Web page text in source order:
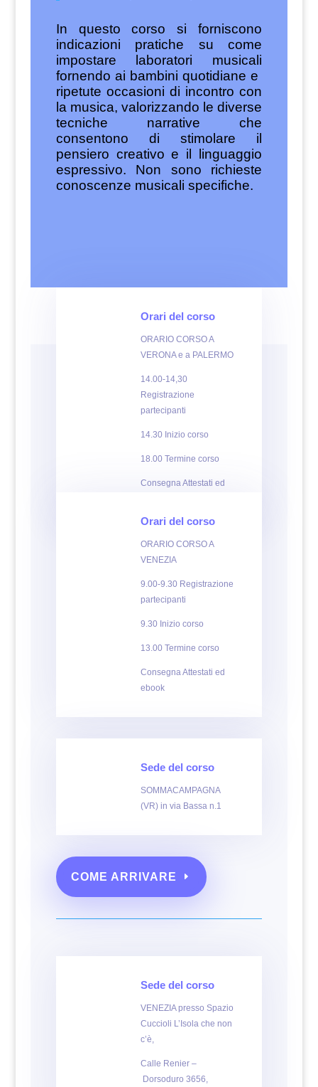
In questo corso si forniscono
indicazioni pratiche su come
impostare laboratori musicali
fornendo ai bambini quotidiane e
ripetute occasioni di incontro con
la musica, valorizzando le diverse
tecniche narrative che
consentono di stimolare il
pensiero creativo e il linguaggio
espressivo. Non sono richieste
conoscenze musicali specifiche.
Orari del corso
ORARIO CORSO A
VERONA e a PALERMO
14.00-14,30
Registrazione
partecipanti
14.30 Inizio corso
18.00 Termine corso
Consegna Attestati ed
Orari del corso
ORARIO CORSO A
VENEZIA
9.00-9.30 Registrazione
partecipanti
9.30 Inizio corso
13.00 Termine corso
Consegna Attestati ed
ebook
Sede del corso
SOMMACAMPAGNA
(VR) in via Bassa n.1
COME ARRIVARE
Sede del corso
VENEZIA presso Spazio
Cuccioli L’Isola che non
c’è,
Calle Renier –
Dorsoduro 3656,